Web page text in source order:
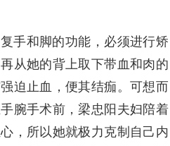
手和脚的功能，必须进行矫
从她的背上取下带血和肉的
迫止血，便其结痂。可想而
腕手术前，梁忠阳夫妇陪着
，所以她就极力克制自己内